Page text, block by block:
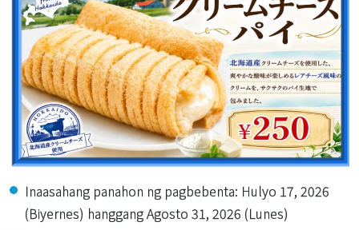
Inaasahang panahon ng pagbebenta: Hulyo 17, 2026
(Biyernes) hanggang Agosto 31, 2026 (Lunes)